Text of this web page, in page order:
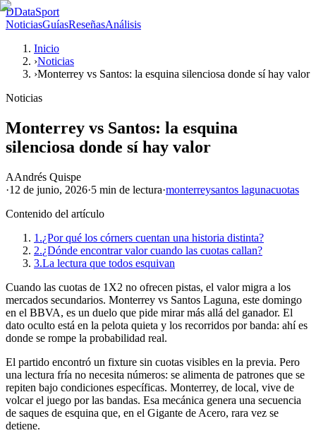
DDataSport
NoticiasGuíasReseñasAnálisis
Inicio
›Noticias
›Monterrey vs Santos: la esquina silenciosa donde sí hay valor
Noticias
Monterrey vs Santos: la esquina
silenciosa donde sí hay valor
AAndrés Quispe
·12 de junio, 2026·5 min de lectura·monterreysantos lagunacuotas
Contenido del artículo
1.¿Por qué los córners cuentan una historia distinta?
2.¿Dónde encontrar valor cuando las cuotas callan?
3.La lectura que todos esquivan
Cuando las cuotas de 1X2 no ofrecen pistas, el valor migra a los
mercados secundarios. Monterrey vs Santos Laguna, este domingo
en el BBVA, es un duelo que pide mirar más allá del ganador. El
dato oculto está en la pelota quieta y los recorridos por banda: ahí es
donde se rompe la probabilidad real.
El partido encontró un fixture sin cuotas visibles en la previa. Pero
una lectura fría no necesita números: se alimenta de patrones que se
repiten bajo condiciones específicas. Monterrey, de local, vive de
volcar el juego por las bandas. Esa mecánica genera una secuencia
de saques de esquina que, en el Gigante de Acero, rara vez se
detiene.